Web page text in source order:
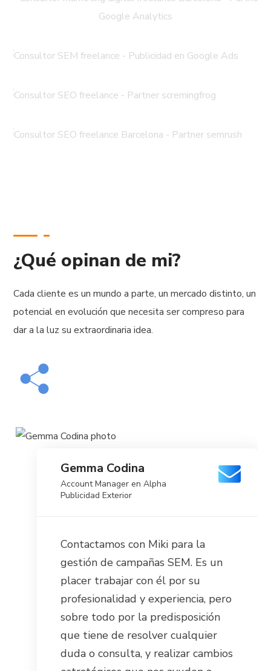
¿Qué opinan de mi?
Cada cliente es un mundo a parte, un mercado distinto, un
potencial en evolución que necesita ser compreso para
dar a la luz su extraordinaria idea.
Gemma Codina
Account Manager en Alpha
Publicidad Exterior
Contactamos con Miki para la
gestión de campañas SEM. Es un
placer trabajar con él por su
profesionalidad y experiencia, pero
sobre todo por la predisposición
que tiene de resolver cualquier
duda o consulta, y realizar cambios